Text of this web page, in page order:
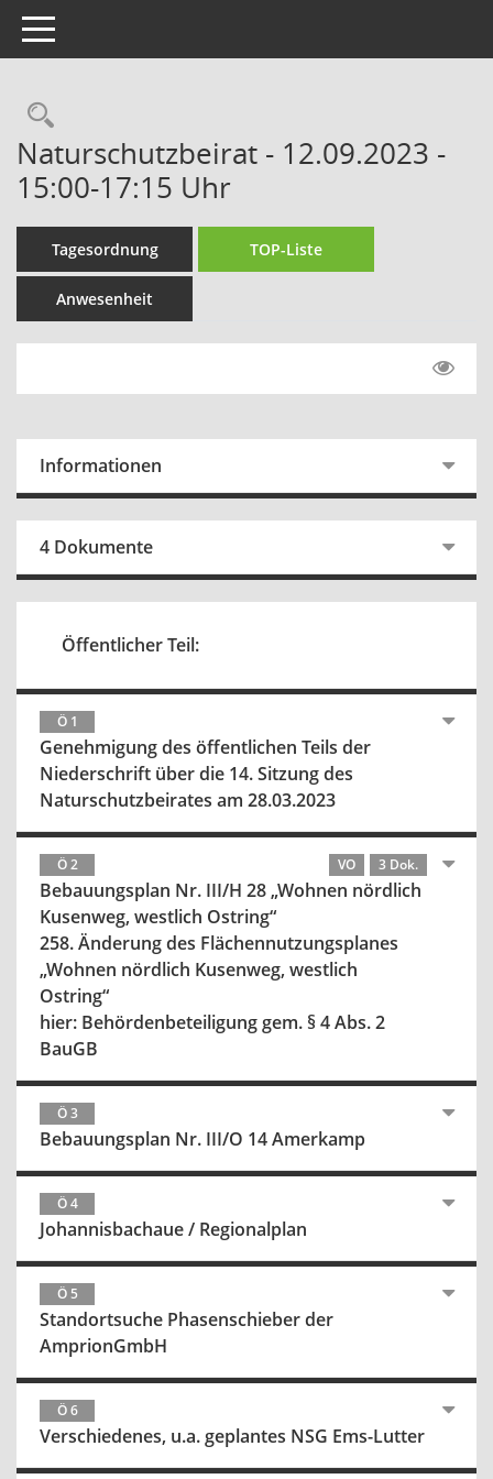
Toggle navigation
Rechercheauswahl
Naturschutzbeirat - 12.09.2023 -
15:00-17:15 Uhr
Tagesordnung TOP-Liste
Anwesenheit
Informationen
4 Dokumente
Öffentlicher Teil:
Ö 1
Genehmigung des öffentlichen Teils der
Niederschrift über die 14. Sitzung des
Naturschutzbeirates am 28.03.2023
Ö 2 VO 3 Dok.
Bebauungsplan Nr. III/H 28 „Wohnen nördlich
Kusenweg, westlich Ostring“
258. Änderung des Flächennutzungsplanes
„Wohnen nördlich Kusenweg, westlich
Ostring“
hier: Behördenbeteiligung gem. § 4 Abs. 2
BauGB
Ö 3
Bebauungsplan Nr. III/O 14 Amerkamp
Ö 4
Johannisbachaue / Regionalplan
Ö 5
Standortsuche Phasenschieber der
AmprionGmbH
Ö 6
Verschiedenes, u.a. geplantes NSG Ems-Lutter